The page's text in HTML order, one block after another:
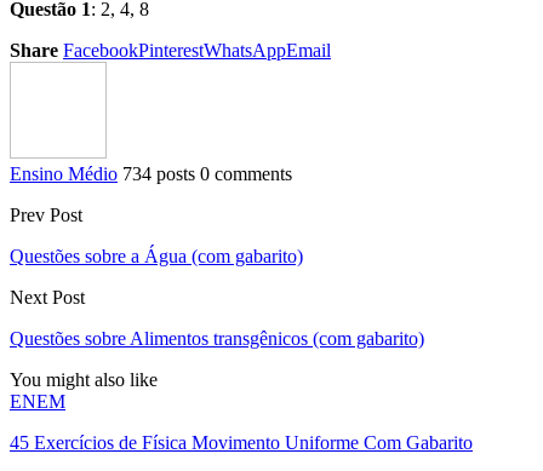
Questão 1: 2, 4, 8
Share FacebookPinterestWhatsAppEmail
Ensino Médio 734 posts 0 comments
Prev Post
Questões sobre a Água (com gabarito)
Next Post
Questões sobre Alimentos transgênicos (com gabarito)
You might also like
ENEM
45 Exercícios de Física Movimento Uniforme Com Gabarito